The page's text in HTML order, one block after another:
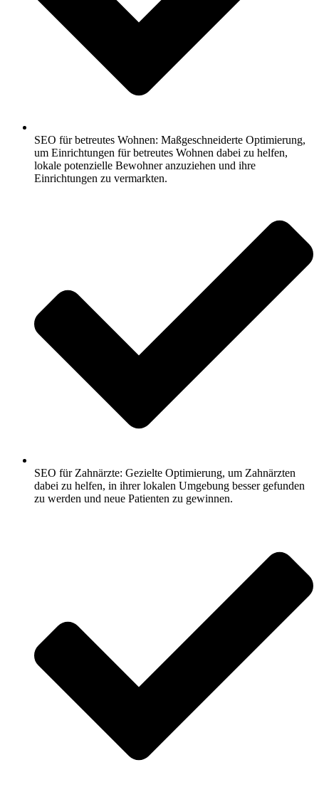
SEO für betreutes Wohnen: Maßgeschneiderte Optimierung,
um Einrichtungen für betreutes Wohnen dabei zu helfen,
lokale potenzielle Bewohner anzuziehen und ihre
Einrichtungen zu vermarkten.
SEO für Zahnärzte: Gezielte Optimierung, um Zahnärzten
dabei zu helfen, in ihrer lokalen Umgebung besser gefunden
zu werden und neue Patienten zu gewinnen.